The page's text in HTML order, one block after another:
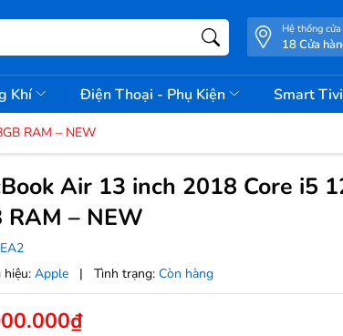
Hệ thống
18 Cửa
Khí Điện Thoại - Phụ Kiện Smart Tivi
RAM – NEW
Air 13 inch 2018 Core i5
RAM – NEW
hiệu: Apple | Tình trạng: Còn hàng